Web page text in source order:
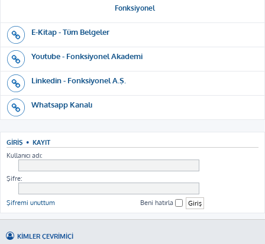
Fonksiyonel
E-Kitap - Tüm Belgeler
Youtube - Fonksiyonel Akademi
Linkedin - Fonksiyonel A.Ş.
Whatsapp Kanalı
GIRIŞ • KAYIT
Kullanıcı adı:
Şifre:
Şifremi unuttum Beni hatırla
KIMLER ÇEVRIMIÇI